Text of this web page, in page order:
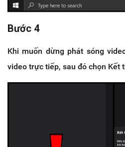
Bước 4
Khi muốn dừng phát sóng
video trực tiếp, sau đó chọn Kết